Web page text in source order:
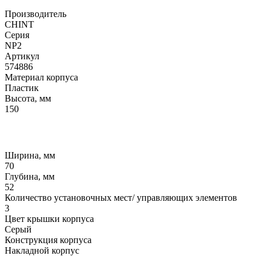
Производитель
CHINT
Серия
NP2
Артикул
574886
Материал корпуса
Пластик
Высота, мм
150
Ширина, мм
70
Глубина, мм
52
Количество установочных мест/ управляющих элементов
3
Цвет крышки корпуса
Серый
Конструкция корпуса
Накладной корпус